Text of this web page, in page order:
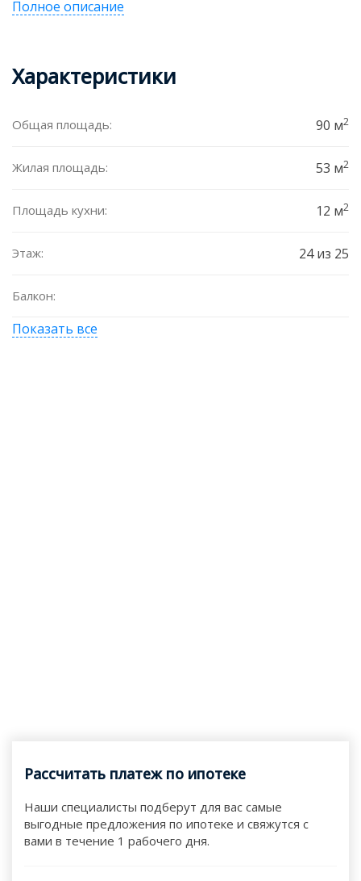
кухонный гарнитур, ванная и сан.узел в кафеле,
телевизоры. Чистый, Ухоженный двор и детские
Уникальная квартира не оставит Вас Равнодушными,
Успевайте!!!
Полное описание
Характеристики
Общая площадь: 90 м2
Жилая площадь: 53 м2
Площадь кухни: 12 м2
Этаж: 24 из 25
Балкон:
Показать все
Рассчитать платеж по ипотеке
Наши специалисты подберут для вас самые
выгодные предложения по ипотеке и свяжутся с
вами в течение 1 рабочего дня.